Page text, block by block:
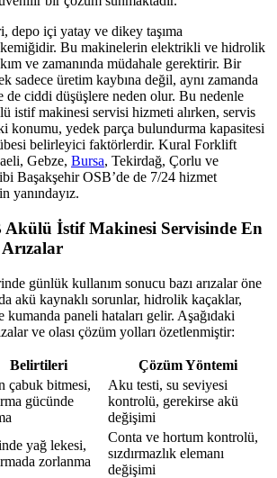
depo içi yatay ve dikey taşıma
kemiğidir. Bu makinelerin elektrikli ve hidrolik
ve zamanında müdahale gerektirir. Bir
sadece üretim kaybına değil, aynı zamanda
ciddi düşüşlere neden olur. Bu nedenle
istif makinesi servisi hizmeti alırken, servis
konumu, yedek parça bulundurma kapasitesi
belirleyici faktörlerdir. Kural Forklift
Gebze, Bursa, Tekirdağ, Çorlu ve
Başakşehir OSB’de de 7/24 hizmet
yanındayız.
Akülü İstif Makinesi Servisinde En
Arızalar
günlük kullanım sonucu bazı arızalar öne
akü kaynaklı sorunlar, hidrolik kaçaklar,
kumanda paneli hataları gelir. Aşağıdaki
ve olası çözüm yolları özetlenmiştir:
Belirtileri
Çözüm Yöntemi
çabuk bitmesi,
gücünde
Aku testi, su seviyesi
kontrolü, gerekirse akü
değişimi
yağ lekesi,
zorlanma
Conta ve hortum kontrolü,
sızdırmazlık elemanı
değişimi